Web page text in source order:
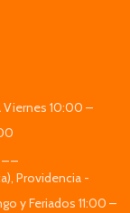
Viernes 10:00 –
Providencia -
y Feriados 11:00 –